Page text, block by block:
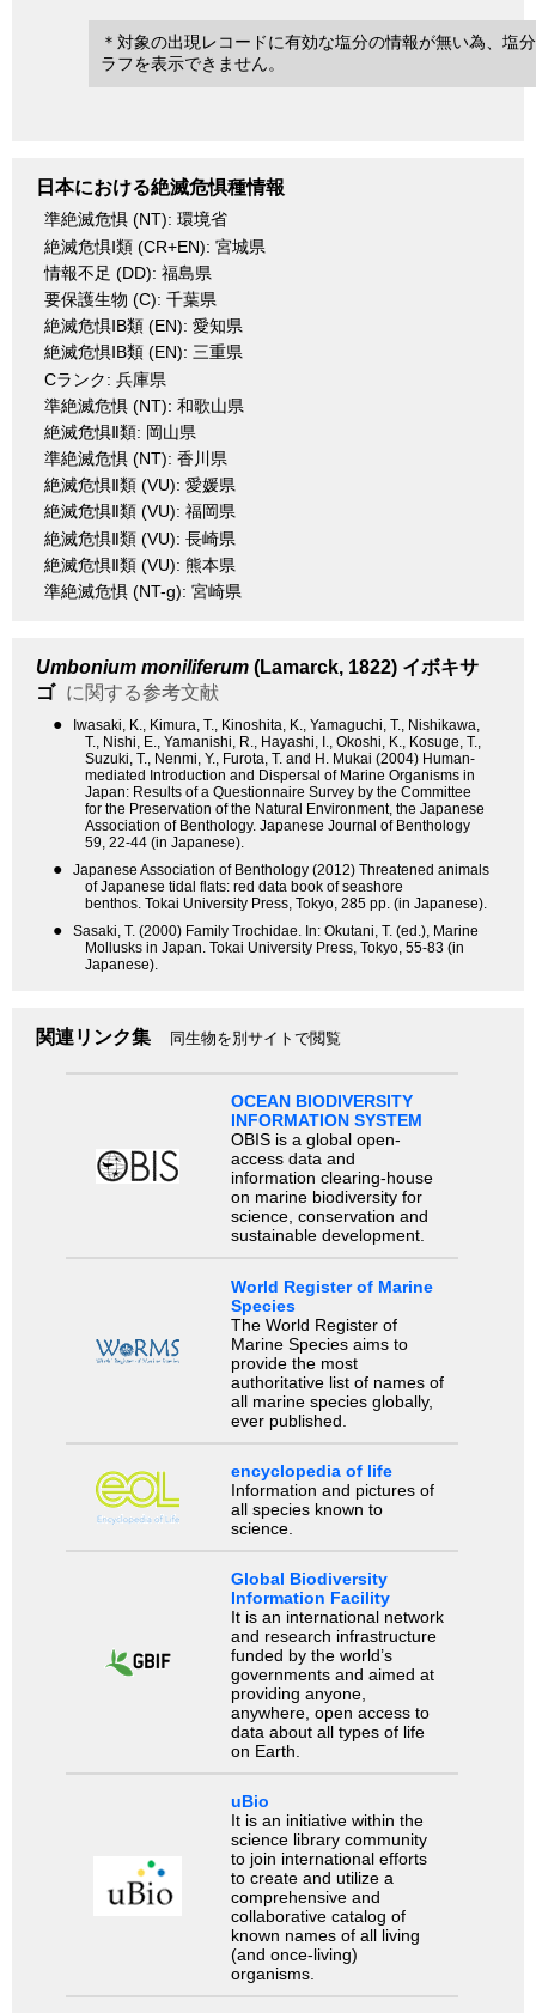
＊対象の出現レコードに有効な塩分の情報が無い為、塩
ラフを表示できません。
日本における絶滅危惧種情報
準絶滅危惧 (NT): 環境省
絶滅危惧Ⅰ類 (CR+EN): 宮城県
情報不足 (DD): 福島県
要保護生物 (C): 千葉県
絶滅危惧ⅠB類 (EN): 愛知県
絶滅危惧ⅠB類 (EN): 三重県
Cランク: 兵庫県
準絶滅危惧 (NT): 和歌山県
絶滅危惧Ⅱ類: 岡山県
準絶滅危惧 (NT): 香川県
絶滅危惧Ⅱ類 (VU): 愛媛県
絶滅危惧Ⅱ類 (VU): 福岡県
絶滅危惧Ⅱ類 (VU): 長崎県
絶滅危惧Ⅱ類 (VU): 熊本県
準絶滅危惧 (NT-g): 宮崎県
Umbonium moniliferum (Lamarck, 1822) イボキサ
ゴ に関する参考文献
●
Iwasaki, K., Kimura, T., Kinoshita, K., Yamaguchi, T., Nishikawa,
T., Nishi, E., Yamanishi, R., Hayashi, I., Okoshi, K., Kosuge, T.,
Suzuki, T., Nenmi, Y., Furota, T. and H. Mukai (2004) Human-
mediated Introduction and Dispersal of Marine Organisms in
Japan: Results of a Questionnaire Survey by the Committee
for the Preservation of the Natural Environment, the Japanese
Association of Benthology. Japanese Journal of Benthology
59, 22-44 (in Japanese).
●
Japanese Association of Benthology (2012) Threatened animals
of Japanese tidal flats: red data book of seashore
benthos. Tokai University Press, Tokyo, 285 pp. (in Japanese).
●
Sasaki, T. (2000) Family Trochidae. In: Okutani, T. (ed.), Marine
Mollusks in Japan. Tokai University Press, Tokyo, 55-83 (in
Japanese).
関連リンク集 同生物を別サイトで閲覧
OCEAN BIODIVERSITY
INFORMATION SYSTEM
OBIS is a global open-
access data and
information clearing-house
on marine biodiversity for
science, conservation and
sustainable development.
World Register of Marine
Species
The World Register of
Marine Species aims to
provide the most
authoritative list of names of
all marine species globally,
ever published.
encyclopedia of life
Information and pictures of
all species known to
science.
Global Biodiversity
Information Facility
It is an international network
and research infrastructure
funded by the world’s
governments and aimed at
providing anyone,
anywhere, open access to
data about all types of life
on Earth.
uBio
It is an initiative within the
science library community
to join international efforts
to create and utilize a
comprehensive and
collaborative catalog of
known names of all living
(and once-living)
organisms.